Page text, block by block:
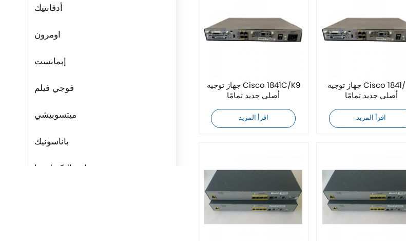
أدفانتيك
اومرون
إبمابست
فوجي فيلم
ميتسوبيشي
باناسونيك
مراوح التكنولوجيا
جهاز توجيه Cisco 1841C/K9
أصلي جديد تمامًا
اقرأ المزيد
جهاز توجيه Cisco 1841/K9
أصلي جديد تمامًا
اقرأ المزيد